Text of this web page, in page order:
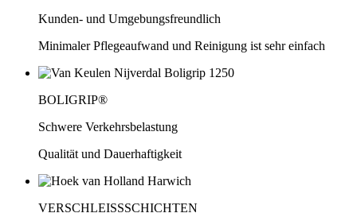
Kunden- und Umgebungsfreundlich
Minimaler Pflegeaufwand und Reinigung ist sehr einfach
BOLIGRIP®
Schwere Verkehrsbelastung
Qualität und Dauerhaftigkeit
VERSCHLEISSSCHICHTEN